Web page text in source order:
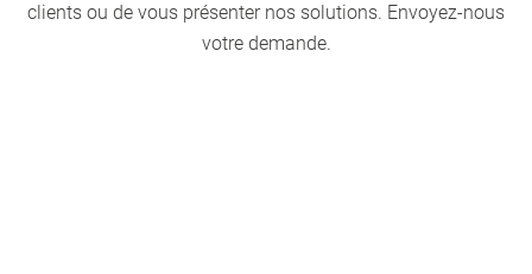
clients ou de vous présenter nos solutions. Envoyez-nous
votre demande.